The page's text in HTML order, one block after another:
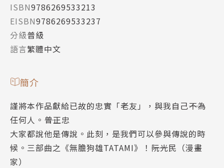
ISBN9786269533213
EISBN9786269533237
分級普級
語言繁體中文
簡介
謹將本作品獻給已故的忠實「老友」，與我自己――不為
任何人。――曾正忠
大家都說他是傳說。此刻，是我們可以參與傳說的時
候。三部曲之《無膽狗雄TATAMI》！――阮光民（漫畫
家）